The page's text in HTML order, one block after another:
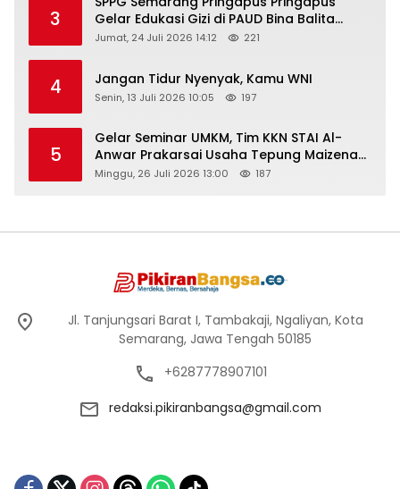
3
Gelar Edukasi Gizi di PAUD Bina Balita
Peringati Hari Anak Nasional 2026
Jumat, 24 Juli 2026 14:12 221
4 Jangan Tidur Nyenyak, Kamu WNI
Senin, 13 Juli 2026 10:05 197
5
Gelar Seminar UMKM, Tim KKN STAI Al-
Anwar Prakarsai Usaha Tepung Maizena
di Logung
Minggu, 26 Juli 2026 13:00 187
Jl. Tanjungsari Barat I, Tambakaji, Ngaliyan, Kota
Semarang, Jawa Tengah 50185
+6287778907101
redaksi.pikiranbangsa@gmail.com